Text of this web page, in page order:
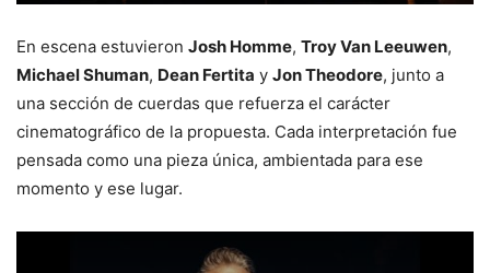
En escena estuvieron Josh Homme, TroyVan Leeuwen,
MichaelShuman, Dean Fertita y JonTheodore, junto a
una sección de cuerdas que refuerza el carácter
cinematográfico de la propuesta. Cada interpretación fue
pensada como una pieza única, ambientada para ese
momento y ese lugar.